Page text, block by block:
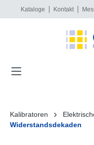
springen
Kataloge Kontakt
Kalibratoren
Widerstandsdekaden